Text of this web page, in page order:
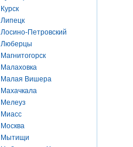
Курск
Липецк
Лосино-Петровский
Люберцы
Магнитогорск
Малаховка
Малая Вишера
Махачкала
Мелеуз
Миасс
Москва
Мытищи